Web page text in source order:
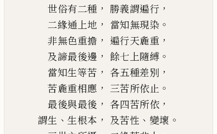
世俗有二種 ， 勝義謂遍行 ，
二緣通上地 ， 當知無現染 。
非無色重擔 ， 遍行天麁重 ，
及諦最後邊 ， 餘七上隨縛 。
當知生等苦 ， 各五種差別 ，
苦麁重相應 ， 三苦所依止 。
最後與最後 ， 各四苦所依 ，
謂生 、生根本 ， 及苦性 、 變壞 。